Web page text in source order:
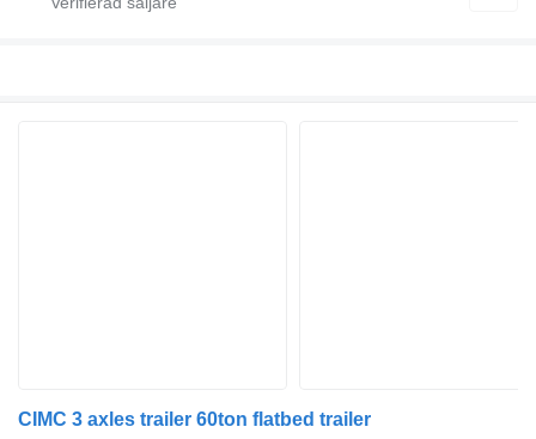
CIMC 3 axles trailer 60ton flatbed trailer